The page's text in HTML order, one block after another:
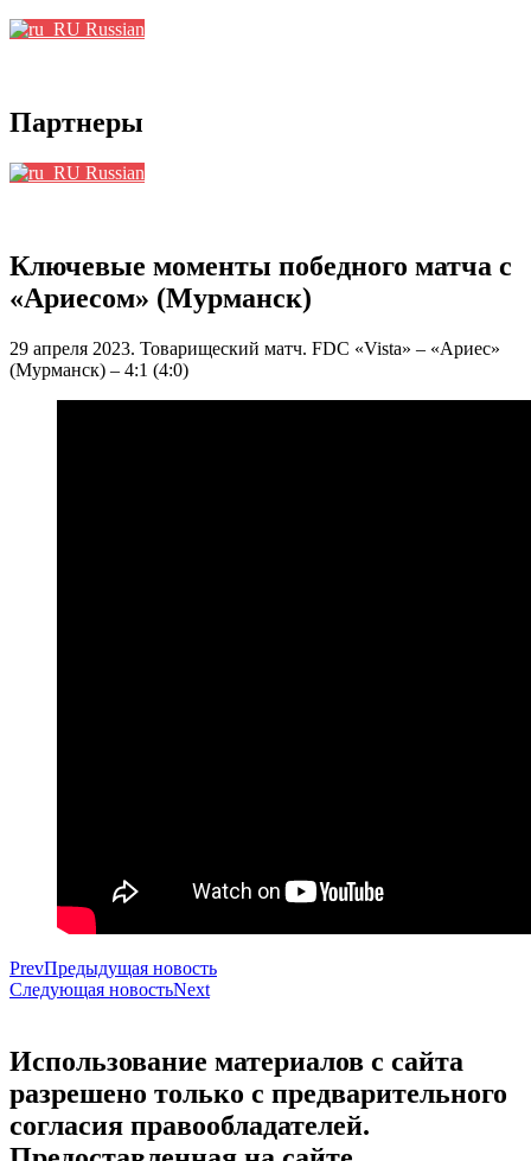
Russian
Партнеры
Russian
Ключевые моменты победного матча с
«Ариесом» (Мурманск)
29 апреля 2023. Товарищеский матч. FDC «Vista» – «Ариес»
(Мурманск) – 4:1 (4:0)
PrevПредыдущая новость
Следующая новостьNext
Использование материалов с сайта
разрешено только с предварительного
согласия правообладателей.